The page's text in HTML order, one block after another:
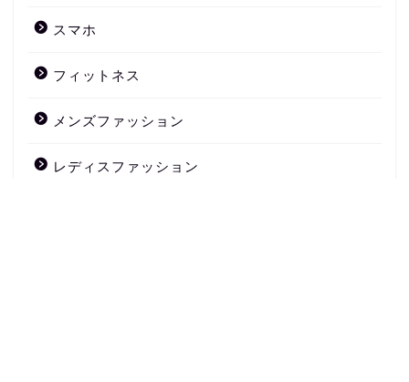
スマホ
フィットネス
メンズファッション
レディスファッション